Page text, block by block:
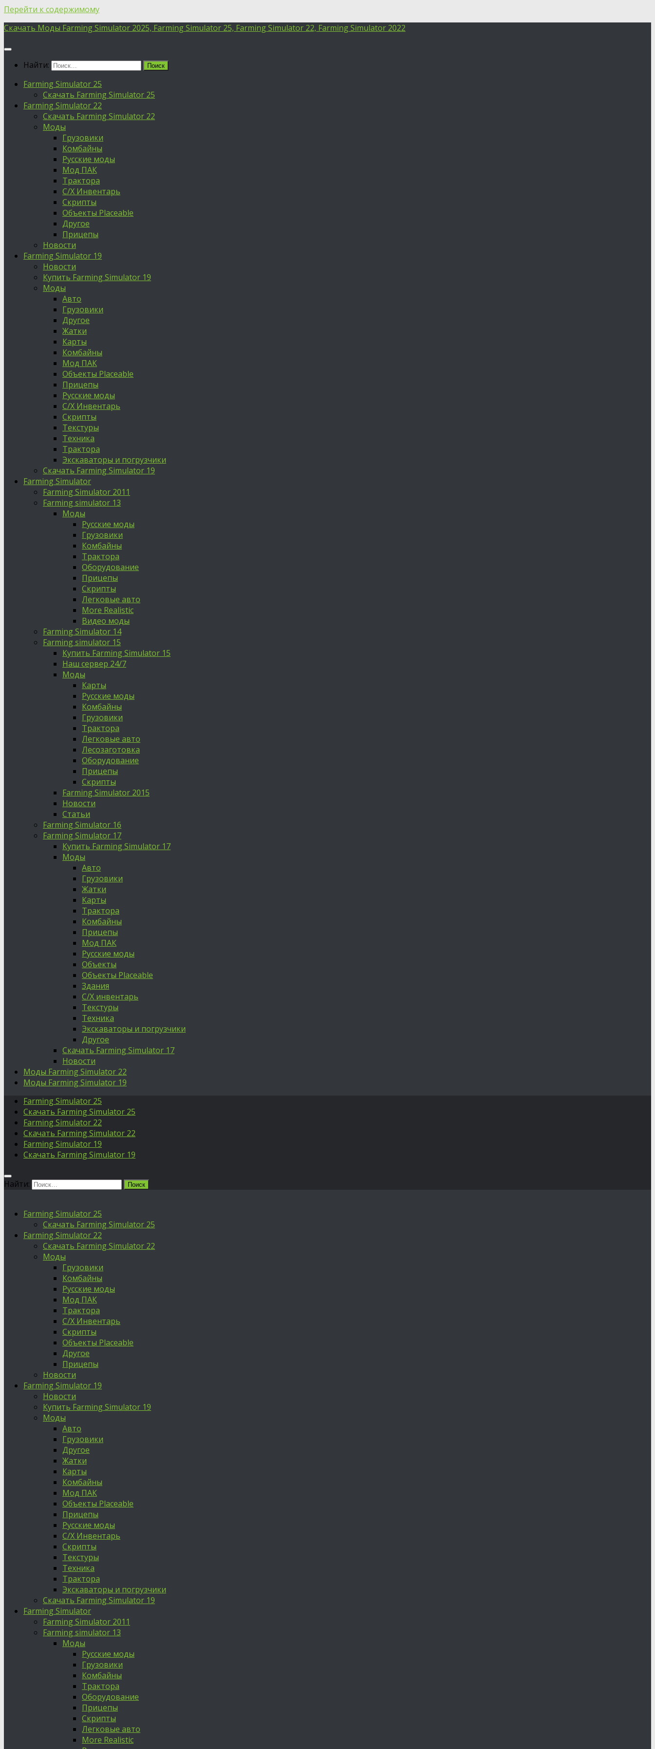
Перейти к содержимому
Скачать Моды Farming Simulator 2025, Farming Simulator 25, Farming Simulator 22, Farming Simulator 2022
Найти:
Farming Simulator 25
Скачать Farming Simulator 25
Farming Simulator 22
Скачать Farming Simulator 22
Моды
Грузовики
Комбайны
Русские моды
Мод ПАК
Трактора
С/Х Инвентарь
Скрипты
Объекты Placeable
Другое
Прицепы
Новости
Farming Simulator 19
Новости
Купить Farming Simulator 19
Моды
Авто
Грузовики
Другое
Жатки
Карты
Комбайны
Мод ПАК
Объекты Placeable
Прицепы
Русские моды
С/Х Инвентарь
Скрипты
Текстуры
Техника
Трактора
Экскаваторы и погрузчики
Скачать Farming Simulator 19
Farming Simulator
Farming Simulator 2011
Farming simulator 13
Моды
Русские моды
Грузовики
Комбайны
Трактора
Оборудование
Прицепы
Скрипты
Легковые авто
More Realistic
Видео моды
Farming Simulator 14
Farming simulator 15
Купить Farming Simulator 15
Наш сервер 24/7
Моды
Карты
Русские моды
Комбайны
Грузовики
Трактора
Легковые авто
Лесозаготовка
Оборудование
Прицепы
Скрипты
Farming Simulator 2015
Новости
Статьи
Farming Simulator 16
Farming Simulator 17
Купить Farming Simulator 17
Моды
Авто
Грузовики
Жатки
Карты
Трактора
Комбайны
Прицепы
Мод ПАК
Русские моды
Объекты
Объекты Placeable
Здания
С/Х инвентарь
Текстуры
Техника
Экскаваторы и погрузчики
Другое
Скачать Farming Simulator 17
Новости
Моды Farming Simulator 22
Моды Farming Simulator 19
Farming Simulator 25
Скачать Farming Simulator 25
Farming Simulator 22
Скачать Farming Simulator 22
Farming Simulator 19
Скачать Farming Simulator 19
Найти:
Farming Simulator 25
Скачать Farming Simulator 25
Farming Simulator 22
Скачать Farming Simulator 22
Моды
Грузовики
Комбайны
Русские моды
Мод ПАК
Трактора
С/Х Инвентарь
Скрипты
Объекты Placeable
Другое
Прицепы
Новости
Farming Simulator 19
Новости
Купить Farming Simulator 19
Моды
Авто
Грузовики
Другое
Жатки
Карты
Комбайны
Мод ПАК
Объекты Placeable
Прицепы
Русские моды
С/Х Инвентарь
Скрипты
Текстуры
Техника
Трактора
Экскаваторы и погрузчики
Скачать Farming Simulator 19
Farming Simulator
Farming Simulator 2011
Farming simulator 13
Моды
Русские моды
Грузовики
Комбайны
Трактора
Оборудование
Прицепы
Скрипты
Легковые авто
More Realistic